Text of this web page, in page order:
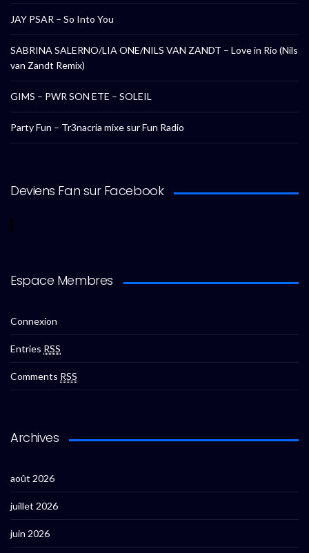
JAY PSAR – So Into You
SABRINA SALERNO/LIA ONE/NILS VAN ZANDT – Love in Rio (Nils
van Zandt Remix)
GIMS – PWR SON ETE – SOLEIL
Party Fun – Tr3nacria mixe sur Fun Radio
Deviens Fan sur Facebook
Espace Membres
Connexion
Entries RSS
Comments RSS
Archives
août 2026
juillet 2026
juin 2026